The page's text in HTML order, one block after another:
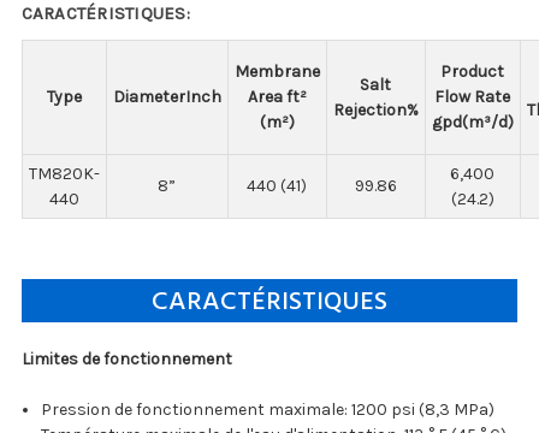
CARACTÉRISTIQUES:
Type DiameterInch
Membrane
Area ft²
(m²)
Salt
Rejection%
Product
Flow Rate
gpd(m³/d)
TM820K-
440
8” 440 (41) 99.86
6,400
(24.2)
CARACTÉRISTIQUES
Limites de fonctionnement
Pression de fonctionnement maximale: 1200 psi (8,3 MPa)